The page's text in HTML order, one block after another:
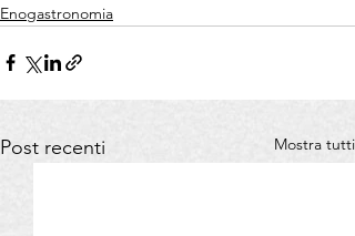
Enogastronomia
Post recenti Mostra tutti